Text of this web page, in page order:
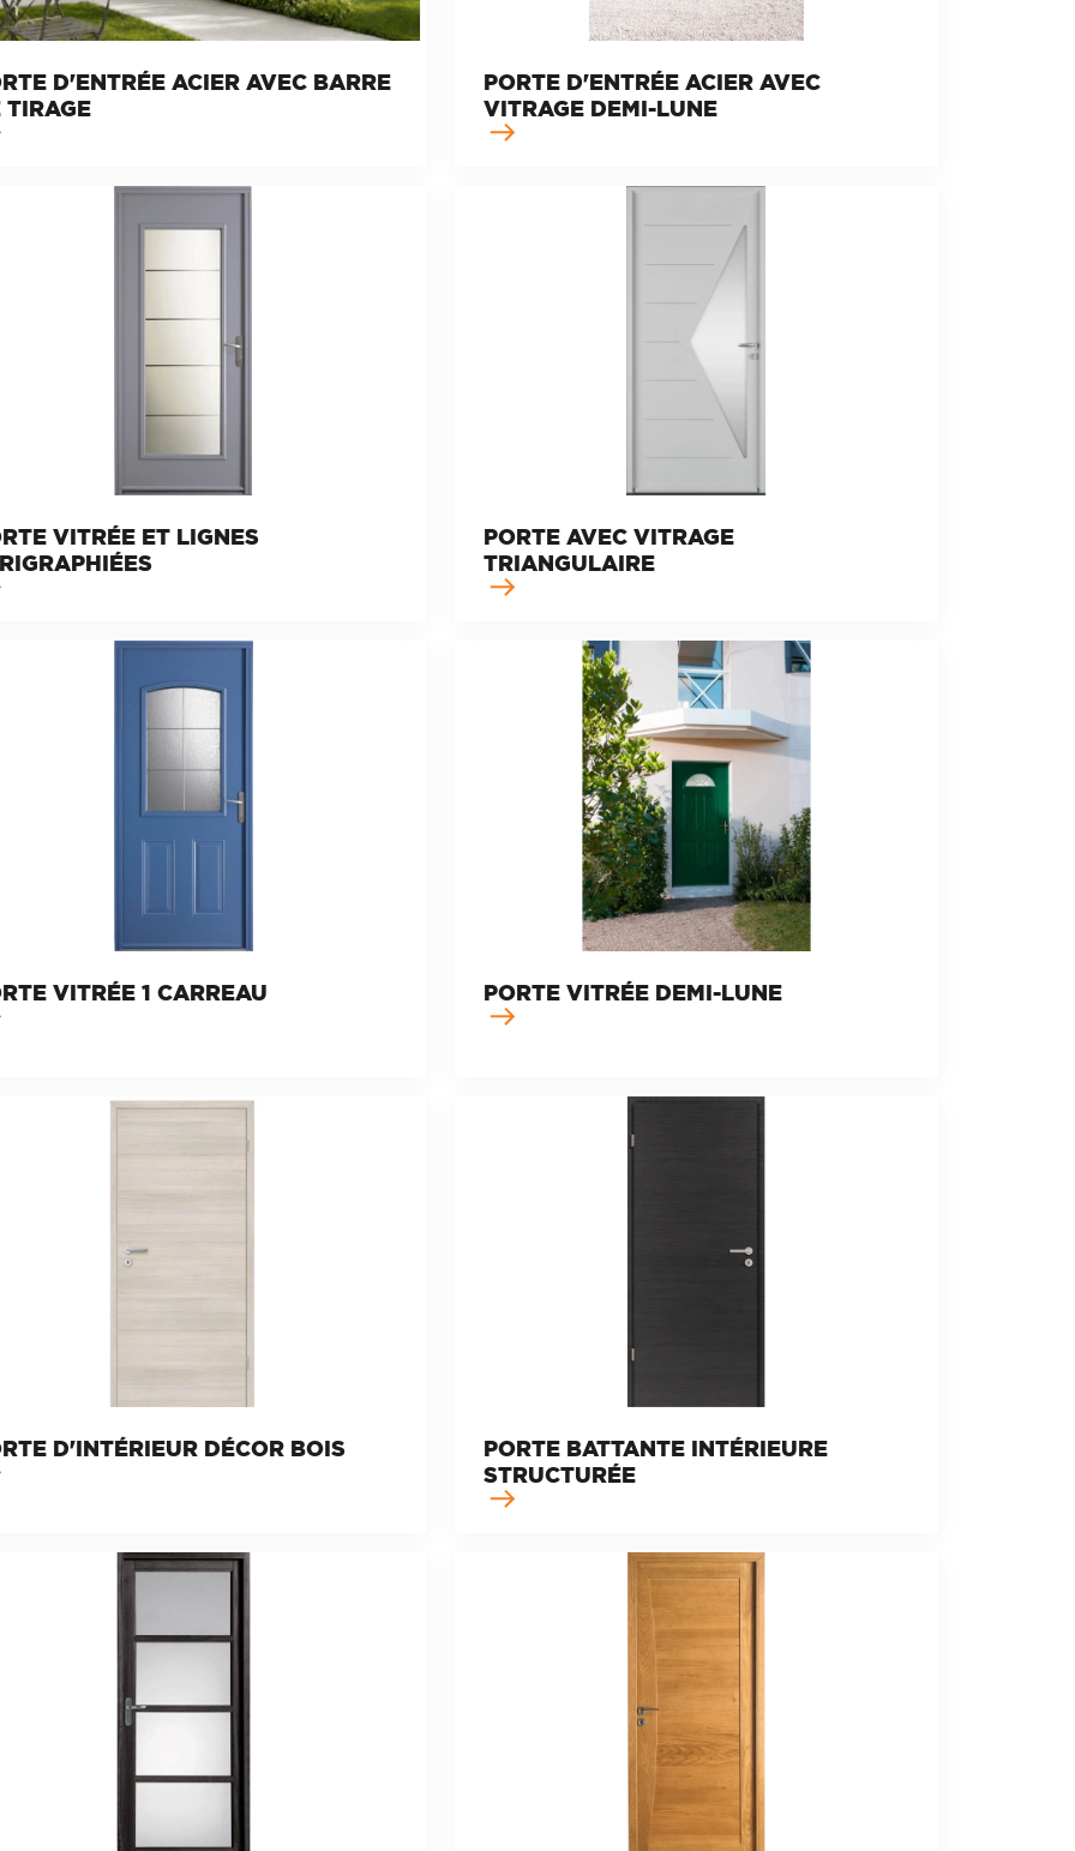
D'ENTRÉE ACIER AVEC BARRE
TIRAGE
PORTE D'ENTRÉE ACIER AVEC
VITRAGE DEMI-LUNE
VITRÉE ET LIGNES
PORTE AVEC VITRAGE
TRIANGULAIRE
VITRÉE 1 CARREAU PORTE VITRÉE DEMI-LUNE
D'INTÉRIEUR DÉCOR BOIS
PORTE BATTANTE INTÉRIEURE
STRUCTURÉE